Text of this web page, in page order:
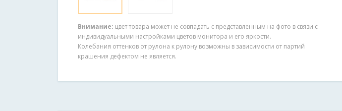
Внимание: цвет товара может не совпадать с представленным на фото в связи с
индивидуальными настройками цветов монитора и его яркости.
Колебания оттенков от рулона к рулону возможны в зависимости от партий
крашения дефектом не является.